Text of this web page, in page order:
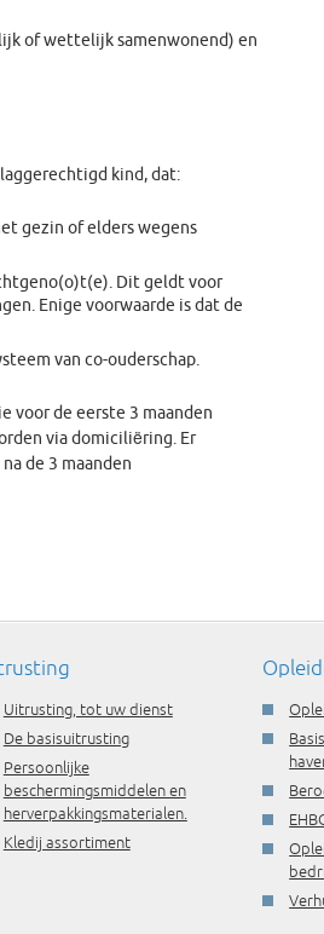
of wettelijk samenwonend) en
kind, dat:
gezin of elders wegens
Dit geldt voor
Enige voorwaarde is dat de
van co-ouderschap.
voor de eerste 3 maanden
via domiciliëring. Er
de 3 maanden
Uitrusting, tot uw dienst
De basisuitrusting
Persoonlijke
beschermingsmiddelen en
herverpakkingsmaterialen.
Kledij assortiment